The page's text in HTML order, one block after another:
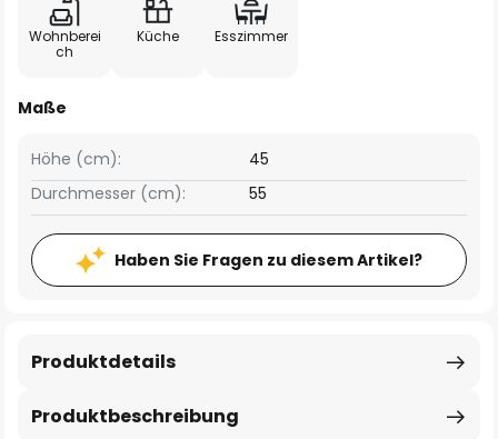
Wohnberei
ch
Küche Esszimmer
Maße
Höhe (cm):
45
Durchmesser (cm):
55
Haben Sie Fragen zu diesem Artikel?
Produktbeschreibung
Produktdetails